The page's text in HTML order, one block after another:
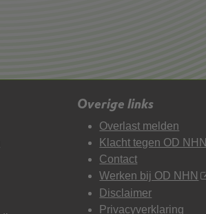
Overige links
Overlast melden
Klacht tegen OD NHN
Contact
Werken bij OD NHN
Disclaimer
Privacyverklaring